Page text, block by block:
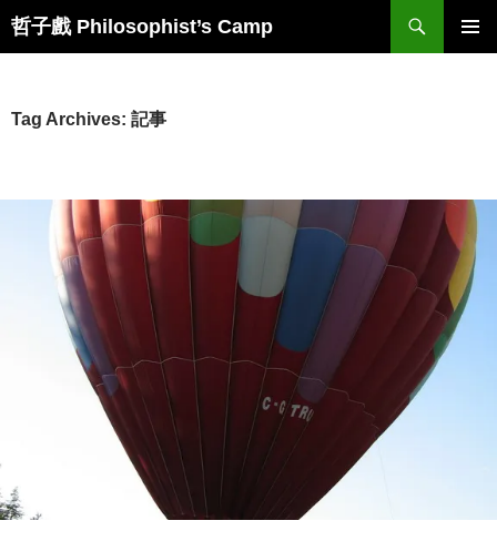
Skip
哲子戲 Philosophist’s Camp
Search
Tag Archives: 記事